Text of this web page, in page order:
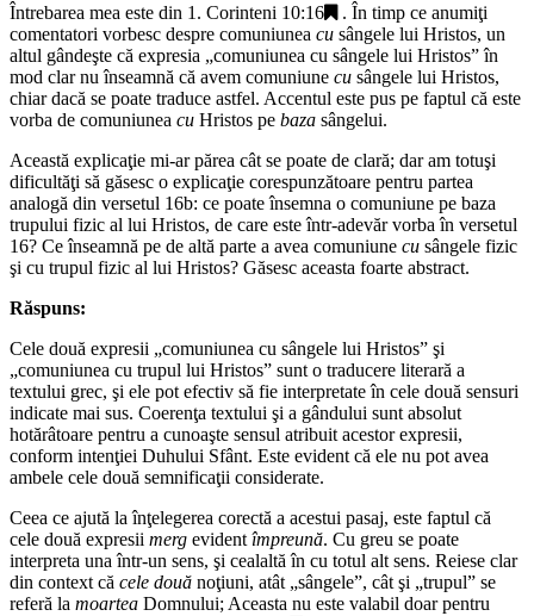
Întrebarea mea este din 1. Corinteni 10:16
. În timp ce anumiţi
comentatori vorbesc despre comuniunea cu sângele lui Hristos, un
altul gândeşte că expresia „comuniunea cu sângele lui Hristos” în
mod clar nu înseamnă că avem comuniune cu sângele lui Hristos,
chiar dacă se poate traduce astfel. Accentul este pus pe faptul că este
vorba de comuniunea cu Hristos pe baza sângelui.
Această explicaţie mi-ar părea cât se poate de clară; dar am totuşi
dificultăţi să găsesc o explicaţie corespunzătoare pentru partea
analogă din versetul 16b: ce poate însemna o comuniune pe baza
trupului fizic al lui Hristos, de care este într-adevăr vorba în versetul
16? Ce înseamnă pe de altă parte a avea comuniune cu sângele fizic
şi cu trupul fizic al lui Hristos? Găsesc aceasta foarte abstract.
Răspuns:
Cele două expresii „comuniunea cu sângele lui Hristos” şi
„comuniunea cu trupul lui Hristos” sunt o traducere literară a
textului grec, şi ele pot efectiv să fie interpretate în cele două sensuri
indicate mai sus. Coerenţa textului şi a gândului sunt absolut
hotărâtoare pentru a cunoaşte sensul atribuit acestor expresii,
conform intenţiei Duhului Sfânt. Este evident că ele nu pot avea
ambele cele două semnificaţii considerate.
Ceea ce ajută la înţelegerea corectă a acestui pasaj, este faptul că
cele două expresii merg evident împreună. Cu greu se poate
interpreta una într-un sens, şi cealaltă în cu totul alt sens. Reiese clar
din context că cele două noţiuni, atât „sângele”, cât şi „trupul” se
referă la moartea Domnului; Aceasta nu este valabil doar pentru